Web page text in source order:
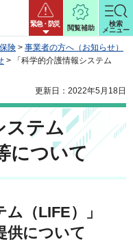
緊急・防災
閲覧補助
検索
メニュー
険 > 事業者の方へ（お知らせ）
> 「科学的介護情報システム
更新日：2022年5月18日
ステム
について
ム（LIFE）」
供について